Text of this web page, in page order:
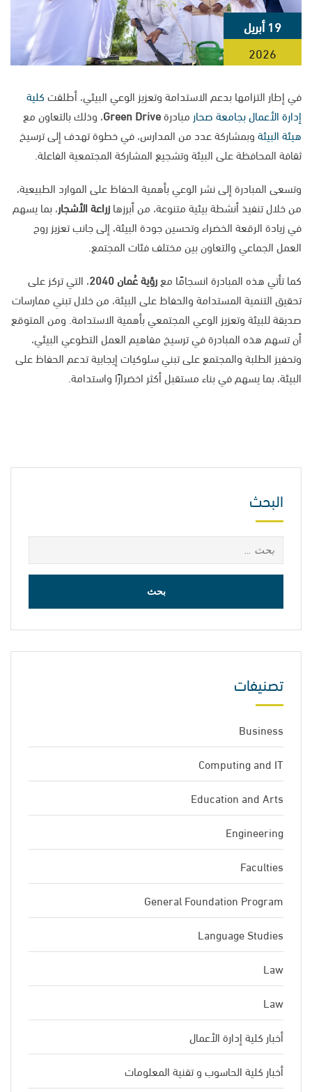
19 أبريل
2026
في إطار التزامها بدعم الاستدامة وتعزيز الوعي البيئي، أطلقت كلية
إدارة الأعمالبجامعة صحار مبادرةGreen Drive، وذلك بالتعاون مع
هيئة البيئة وبمشاركة عدد من المدارس، في خطوة تهدف إلى ترسيخ
ثقافة المحافظة على البيئة وتشجيع المشاركة المجتمعية الفاعلة.
وتسعى المبادرة إلى نشر الوعي بأهمية الحفاظ على الموارد الطبيعية،
من خلال تنفيذ أنشطة بيئية متنوعة، من أبرزها زراعة الأشجار، بما يسهم
في زيادة الرقعة الخضراء وتحسين جودة البيئة، إلى جانب تعزيز روح
العمل الجماعي والتعاون بين مختلف فئات المجتمع.
كما تأتي هذه المبادرة انسجامًا مع رؤية عُمان 2040
، التي تركز على
تحقيق التنمية المستدامة والحفاظ على البيئة، من خلال تبني ممارسات
صديقة للبيئة وتعزيز الوعي المجتمعي بأهمية الاستدامة. ومن المتوقع
أن تسهم هذه المبادرة في ترسيخ مفاهيم العمل التطوعي البيئي،
وتحفيز الطلبة والمجتمع على تبني سلوكيات إيجابية تدعم الحفاظ على
البيئة، بما يسهم في بناء مستقبل أكثر اخضرارًا واستدامة.
البحث
البحث
عن:
تصنيفات
Business
Computing and IT
Education and Arts
Engineering
Faculties
General Foundation Program
Language Studies
Law
Law
أخبار كلية إدارة الأعمال
أخبار كلية الحاسوب و تقنية المعلومات